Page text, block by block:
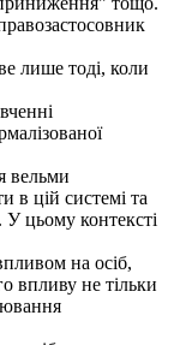
лише тоді, коли
вельми
в цій системі та
У цьому контексті
на осіб,
впливу не тільки